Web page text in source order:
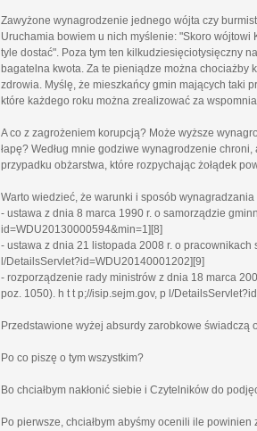
Zawyżone wynagrodzenie jednego wójta czy
Uruchamia bowiem u nich myślenie: "Skoro
tyle dostać". Poza tym ten kilkudziesięciotysięczny
bagatelna kwota. Za te pieniądze można chociażby
zdrowia. Myślę, że mieszkańcy gmin mających taki
które każdego roku można zrealizować za
A co z zagrożeniem korupcją? Może wyższe
łapę? Według mnie godziwe wynagrodzenie
przypadku obżarstwa, które rozpychając żołądek
Warto wiedzieć, że warunki i sposób
- ustawa z dnia 8 marca 1990 r. o samorządzie
id=WDU20130000594&min=1][8]
- ustawa z dnia 21 listopada 2008 r. o pracownikach
l/DetailsServlet?id=WDU20140001202][9]
- rozporządzenie rady ministrów z dnia 18 marca
poz. 1050). h t t p;//isip.sejm.gov, p l/
Przedstawione wyżej absurdy zarobkowe świadczą
Po co piszę o tym wszystkim?
Bo chciałbym nakłonić siebie i Czytelników do
Po pierwsze, chciałbym abyśmy ocenili ile